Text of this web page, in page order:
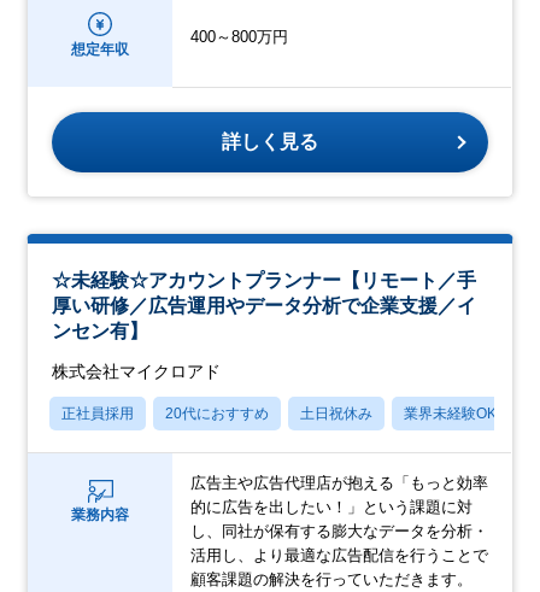
想定年収
400～800万円
詳しく見る
☆未経験☆アカウントプランナー【リモート／手
厚い研修／広告運用やデータ分析で企業支援／イ
ンセン有】
株式会社マイクロアド
正社員採用 20代におすすめ 土日祝休み 業界未経験OK
業務内容
広告主や広告代理店が抱える「もっと効率
的に広告を出したい！」という課題に対
し、同社が保有する膨大なデータを分析・
活用し、より最適な広告配信を行うことで
顧客課題の解決を行っていただきます。